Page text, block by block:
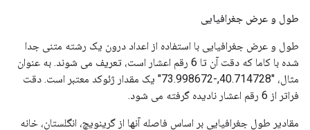
طول و عرض جغرافیایی
طول و عرض جغرافیایی با استفاده از اعداد درون یک رشته متنی جدا
شده با کاما که دقت آن تا 6 رقم اعشار است، تعریف می شوند. به عنوان
مثال، "40.714728,-73.998672" یک مقدار ژئوکد معتبر است. دقت
فراتر از 6 رقم اعشار نادیده گرفته می شود.
مقادیر طول جغرافیایی بر اساس فاصله آنها از گرینویچ، انگلستان، خانه